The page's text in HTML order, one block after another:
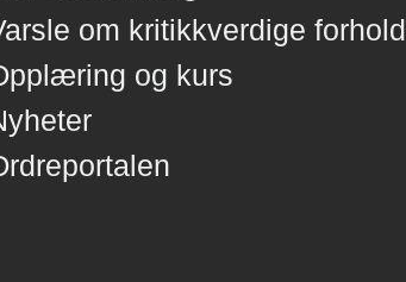
om kritikkverdige forhold
og kurs